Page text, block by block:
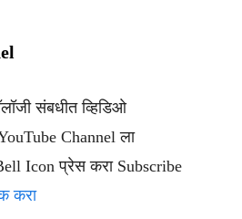
संबधीत व्हिडिओ
Channel ला
Icon प्रेस करा Subscribe
करा